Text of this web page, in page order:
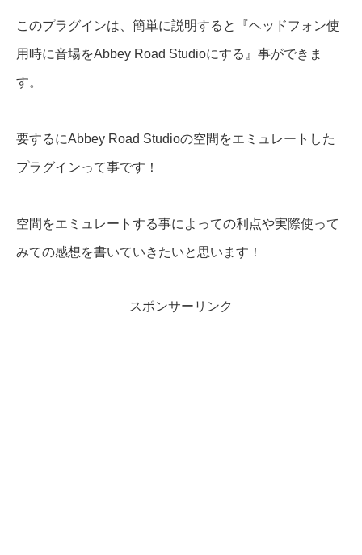
このプラグインは、簡単に説明すると『ヘッドフォン使
用時に音場をAbbey Road Studioにする』事ができま
す。
要するにAbbey Road Studioの空間をエミュレートした
プラグインって事です！
空間をエミュレートする事によっての利点や実際使って
みての感想を書いていきたいと思います！
スポンサーリンク